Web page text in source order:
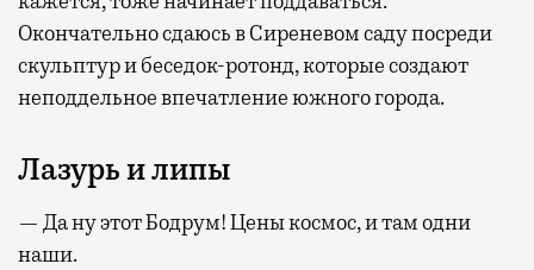
Окончательно сдаюсь в Сиреневом саду посреди
скульптур и беседок-ротонд, которые создают
неподдельное впечатление южного города.
Лазурь и липы
— Да ну этот Бодрум! Цены космос, и там одни
наши.